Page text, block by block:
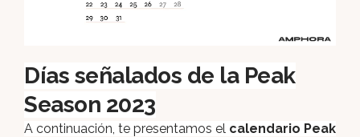
Días señalados de la Peak
Season 2023
A continuación, te presentamos el calendario Peak